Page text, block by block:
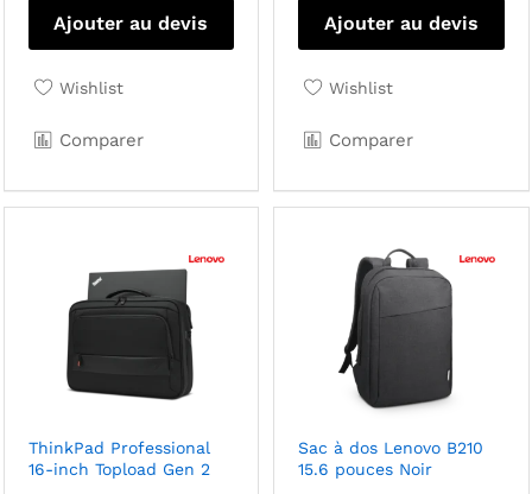
Ajouter au devis
Wishlist
Comparer
Ajouter au devis
Wishlist
Comparer
ThinkPad Professional
16-inch Topload Gen 2
Sac à dos Lenovo B210
15.6 pouces Noir